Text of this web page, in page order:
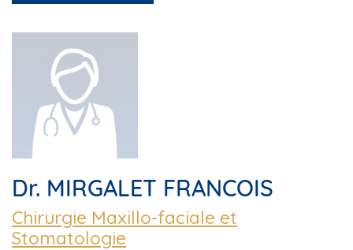
Dr. MIRGALET FRANCOIS
Chirurgie Maxillo-faciale et
Stomatologie